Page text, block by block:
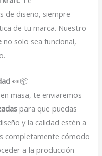
de diseño, siempre
de tu marca. Nuestro
no solo sea funcional,
👀📦
masa, te enviaremos
para que puedas
y la calidad estén a
completamente cómodo
a la producción